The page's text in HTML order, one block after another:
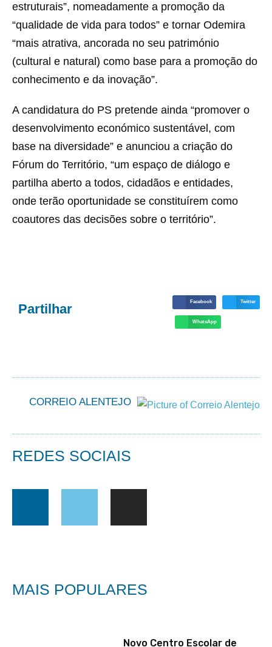
estruturais”, nomeadamente a promoção da
“qualidade de vida para todos” e tornar Odemira
“mais atrativa, ancorada no seu património
(cultural e natural) como base para a promoção do
conhecimento e da inovação”.
A candidatura do PS pretende ainda “promover o
desenvolvimento económico sustentável, com
base na diversidade” e anunciou a criação do
Fórum do Território, “um espaço de diálogo e
partilha aberto a todos, cidadãos e entidades,
onde terão oportunidade se constituírem como
coautores das decisões sobre o território”.
Partilhar Facebook Twitter
WhatsApp
CORREIO ALENTEJO
REDES SOCIAIS
MAIS POPULARES
Novo Centro Escolar de